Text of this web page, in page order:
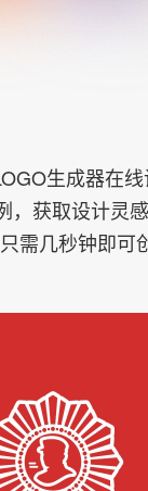
LOGO生成器→
LOGO模板
生成器在
，获取设计灵
需几秒钟即可